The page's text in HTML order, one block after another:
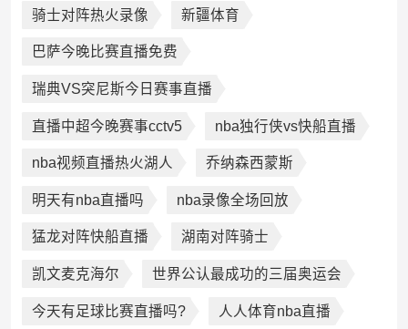
骑士对阵热火录像 新疆体育
巴萨今晚比赛直播免费
瑞典VS突尼斯今日赛事直播
直播中超今晚赛事cctv5 nba独行侠vs快船直播
nba视频直播热火湖人 乔纳森西蒙斯
明天有nba直播吗 nba录像全场回放
猛龙对阵快船直播 湖南对阵骑士
凯文麦克海尔 世界公认最成功的三届奥运会
今天有足球比赛直播吗? 人人体育nba直播